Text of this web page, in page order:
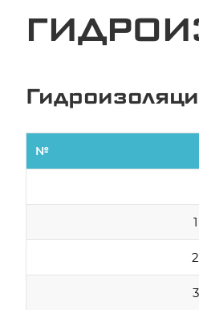
№
1
2
3